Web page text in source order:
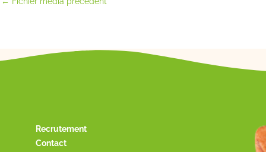
Recrutement
Contact